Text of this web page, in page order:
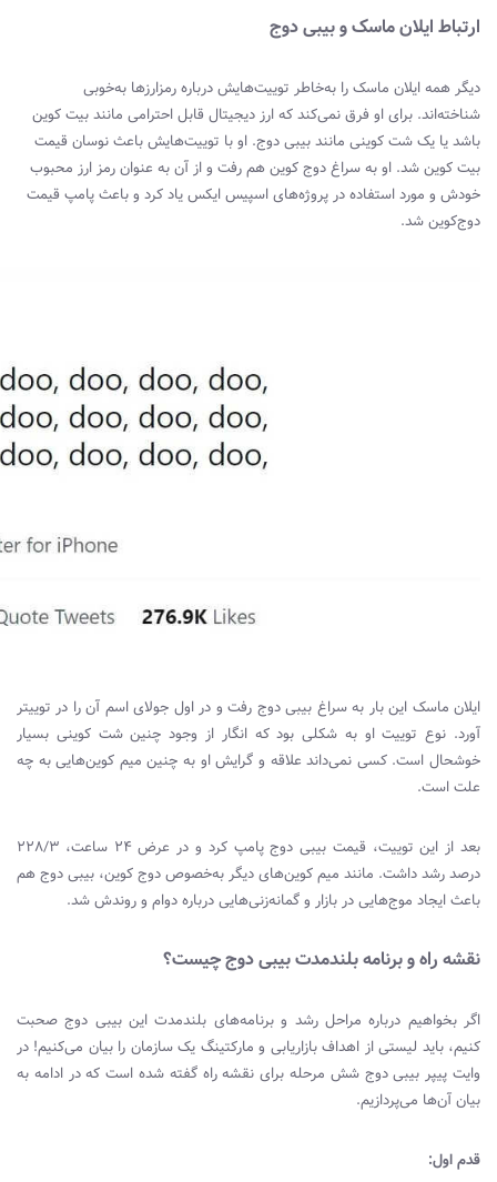
ارتباط ایلان ماسک و بیبی دوج
دیگر همه ایلان ماسک را به‌خاطر توییت‌هایش درباره رمزارزها به‌خوبی
شناخته‌اند. برای او فرق نمی‌کند که ارز دیجیتال قابل احترامی مانند بیت کوین
باشد یا یک شت کوینی مانند بیبی دوج. او با توییت‌هایش باعث نوسان قیمت
بیت کوین شد. او به سراغ دوج کوین هم رفت و از آن به عنوان رمز ارز محبوب
خودش و مورد استفاده در پروژه‌های اسپیس ایکس یاد کرد و باعث پامپ قیمت
دوج‌کوین شد.
ایلان ماسک این بار به سراغ بیبی دوج رفت و در اول جولای اسم آن را در توییتر
آورد. نوع توییت او به شکلی بود که انگار از وجود چنین شت کوینی بسیار
خوشحال است. کسی نمی‌داند علاقه و گرایش او به چنین میم کوین‌هایی به چه
علت است.
بعد از این توییت، قیمت بیبی دوج پامپ کرد و در عرض ۲۴ ساعت، ۲۲۸/۳
درصد رشد داشت. مانند میم کوین‌های دیگر به‌خصوص دوج کوین، بیبی دوج هم
باعث ایجاد موج‌هایی در بازار و گمانه‌زنی‌هایی درباره دوام و روندش شد.
نقشه راه و برنامه بلندمدت بیبی دوج چیست؟
اگر بخواهیم درباره مراحل رشد و برنامه‌های بلندمدت این بیبی دوج صحبت
کنیم، باید لیستی از اهداف بازاریابی و مارکتینگ یک سازمان را بیان می‌کنیم! در
وایت پیپر بیبی دوج شش مرحله برای نقشه راه گفته شده است که در ادامه به
بیان آن‌ها می‌پردازیم.
قدم اول: